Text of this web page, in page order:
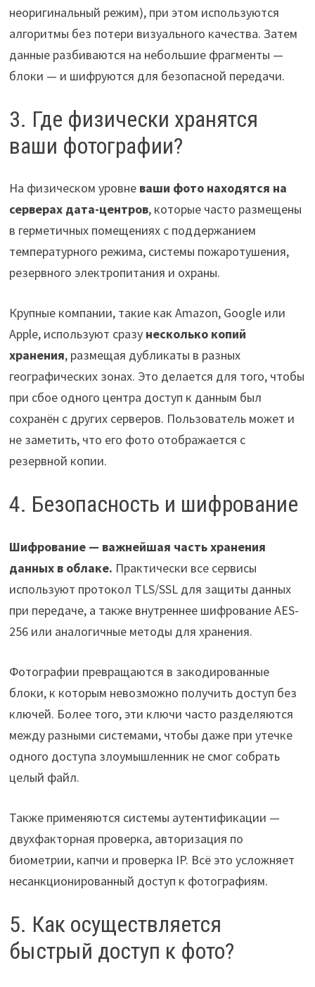
неоригинальный режим), при этом используются
алгоритмы без потери визуального качества. Затем
данные разбиваются на небольшие фрагменты —
блоки — и шифруются для безопасной передачи.
3. Где физически хранятся
ваши фотографии?
На физическом уровне ваши фото находятся на
серверах дата-центров, которые часто размещены
в герметичных помещениях с поддержанием
температурного режима, системы пожаротушения,
резервного электропитания и охраны.
Крупные компании, такие как Amazon, Google или
Apple, используют сразу несколько копий
хранения, размещая дубликаты в разных
географических зонах. Это делается для того, чтобы
при сбое одного центра доступ к данным был
сохранён с других серверов. Пользователь может и
не заметить, что его фото отображается с
резервной копии.
4. Безопасность и шифрование
Шифрование — важнейшая часть хранения
данных в облаке. Практически все сервисы
используют протокол TLS/SSL для защиты данных
при передаче, а также внутреннее шифрование AES-
256 или аналогичные методы для хранения.
Фотографии превращаются в закодированные
блоки, к которым невозможно получить доступ без
ключей. Более того, эти ключи часто разделяются
между разными системами, чтобы даже при утечке
одного доступа злоумышленник не смог собрать
целый файл.
Также применяются системы аутентификации —
двухфакторная проверка, авторизация по
биометрии, капчи и проверка IP. Всё это усложняет
несанкционированный доступ к фотографиям.
5. Как осуществляется
быстрый доступ к фото?